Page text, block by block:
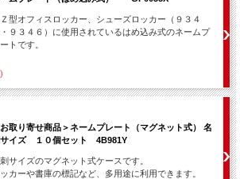
Ｚ型オフィスロッカー、シューズロッカー（９３４
・９３４６）に使用されているはめ込み式のネームプ
トです。
お取り寄せ商品＞ネームプレート（マグネット式） 名
イズ １０個セット 4B981Y
サイズのマグネット式ケースです。
ッカーや書庫の標記など、多用途に利用できます。